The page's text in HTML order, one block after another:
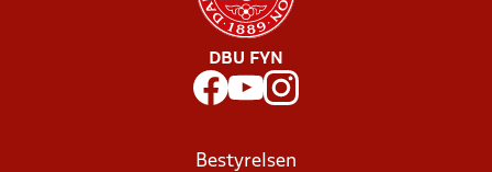
DBU FYN
Bestyrelsen